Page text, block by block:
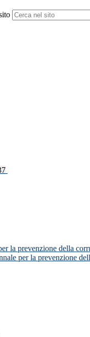
la prevenzione della
per la prevenzione